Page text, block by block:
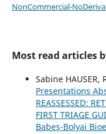
NonCommercial-
Most read articles
Sabine HAUSER,
Presentations
REASSESSED:
FIRST TRIAGE
Babeş-Bolyai